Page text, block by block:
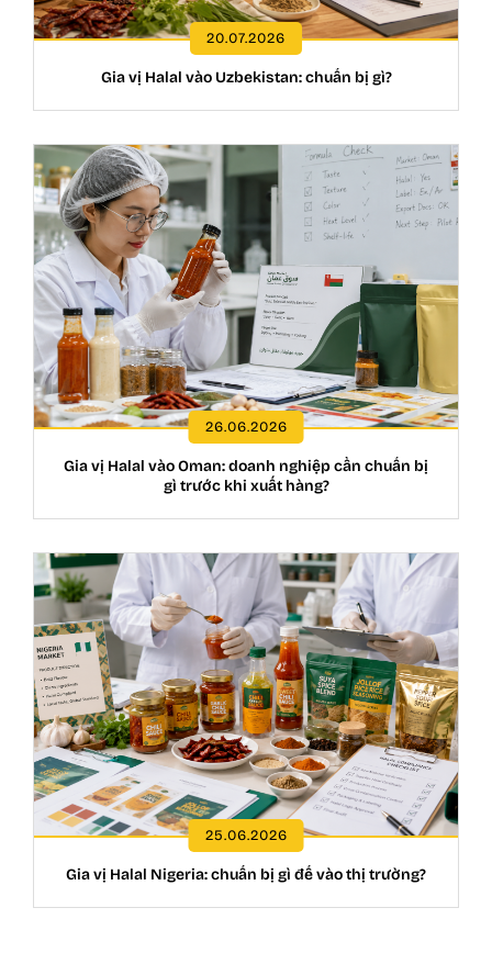
20.07.2026
Gia vị Halal vào Uzbekistan: chuẩn bị gì?
26.06.2026
Gia vị Halal vào Oman: doanh nghiệp cần chuẩn bị
gì trước khi xuất hàng?
25.06.2026
Gia vị Halal Nigeria: chuẩn bị gì để vào thị trường?